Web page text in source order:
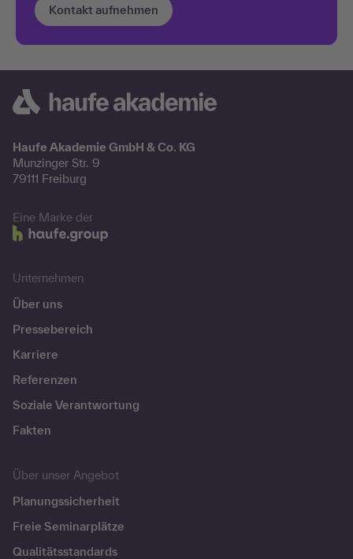
Kontakt aufnehmen
Haufe Akademie GmbH & Co. KG
Munzinger Str. 9
79111 Freiburg
Eine Marke der
Unternehmen
Über uns
Pressebereich
Karriere
Referenzen
Soziale Verantwortung
Fakten
Über unser Angebot
Planungssicherheit
Freie Seminarplätze
Qualitätsstandards